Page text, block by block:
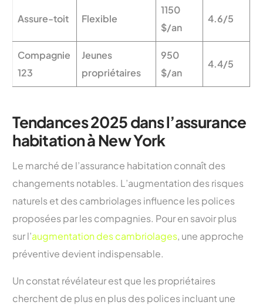
Assure-toit Flexible
1150
$/an
4.6/5
Compagnie
123
Jeunes
propriétaires
950
$/an
4.4/5
Tendances 2025 dans l’assurance
habitation à New York
Le marché de l’assurance habitation connaît des
changements notables. L’augmentation des risques
naturels et des cambriolages influence les polices
proposées par les compagnies. Pour en savoir plus
sur l’augmentation des cambriolages, une approche
préventive devient indispensable.
Un constat révélateur est que les propriétaires
cherchent de plus en plus des polices incluant une